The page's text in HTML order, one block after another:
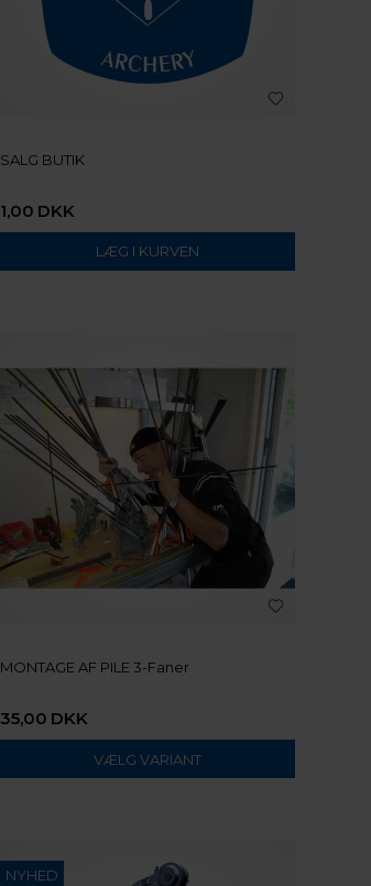
SALG BUTIK
1,00 DKK
MONTAGE AF PILE 3-Faner
35,00 DKK
VÆLG VARIANT
NYHED